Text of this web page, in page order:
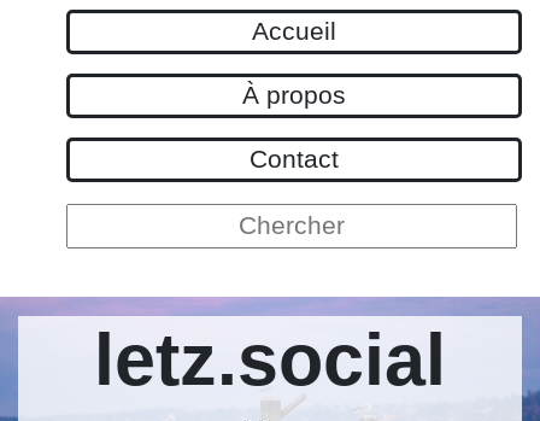
Accueil
À propos
Contact
Chercher :
letz.social